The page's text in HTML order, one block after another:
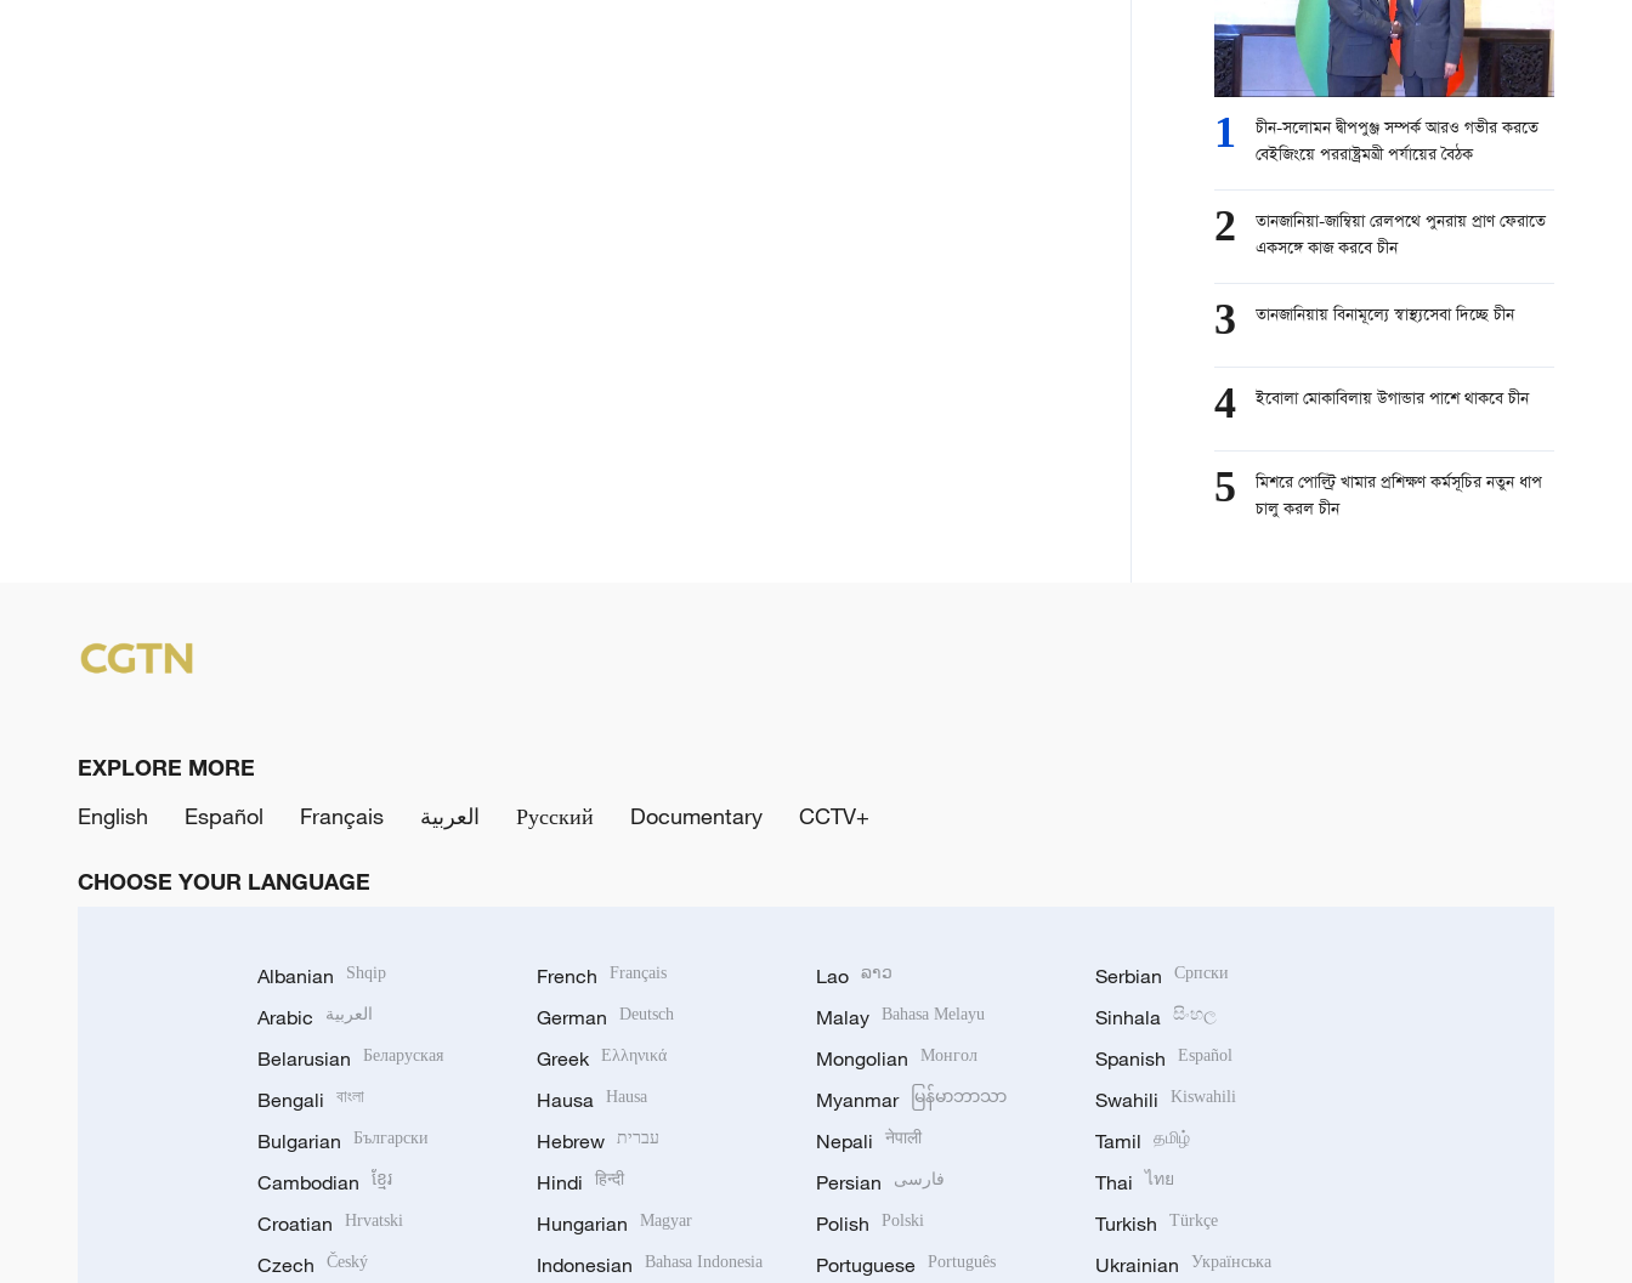
1
চীন-সলোমন দ্বীপপুঞ্জ সম্পর্ক আরও গভীর করতে
বেইজিংয়ে পররাষ্ট্রমন্ত্রী পর্যায়ের বৈঠক
2
তানজানিয়া-জাম্বিয়া রেলপথে পুনরায় প্রাণ ফেরাতে
একসঙ্গে কাজ করবে চীন
3 তানজানিয়ায় বিনামূল্যে স্বাস্থ্যসেবা দিচ্ছে চীন
4 ইবোলা মোকাবিলায় উগান্ডার পাশে থাকবে চীন
5
মিশরে পোল্ট্রি খামার প্রশিক্ষণ কর্মসূচির নতুন ধাপ
চালু করল চীন
EXPLORE MORE
English
Español Français العربية Русский Documentary CCTV+
CHOOSE YOUR LANGUAGE
Albanian Shqip
Arabic العربية
Belarusian Беларуская
Bengali বাংলা
Bulgarian Български
Cambodian ខ្មែរ
Croatian Hrvatski
Czech Český
French Français
German Deutsch
Greek Ελληνικά
Hausa Hausa
Hebrew עברית
Hindi हिन्दी
Hungarian Magyar
Indonesian Bahasa Indonesia
Lao ລາວ
Malay Bahasa Melayu
Mongolian Монгол
Myanmar မြန်မာဘာသာ
Nepali नेपाली
Persian فارسی
Polish Polski
Portuguese Português
Serbian Српски
Sinhala සිංහල
Spanish Español
Swahili Kiswahili
Tamil தமிழ்
Thai ไทย
Turkish Türkçe
Ukrainian Українська